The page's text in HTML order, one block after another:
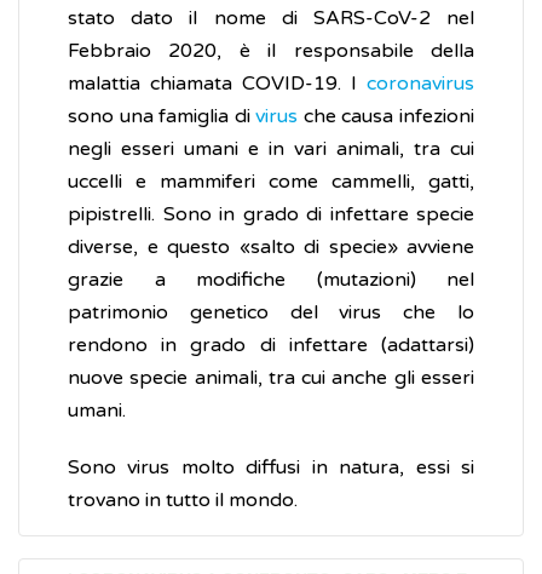
stato dato il nome di SARS-CoV-2 nel
Febbraio 2020, è il responsabile della
malattia chiamata COVID-19. I coronavirus
sono una famiglia divirus che causa infezioni
negli esseri umani e in vari animali, tra cui
uccelli e mammiferi come cammelli, gatti,
pipistrelli. Sono in grado di infettare specie
diverse, e questo «salto di specie» avviene
grazie a modifiche (mutazioni) nel
patrimonio genetico del virus che lo
rendono in grado di infettare (adattarsi)
nuove specie animali, tra cui anche gli esseri
umani.
Sono virus molto diffusi in natura, essi si
trovano in tutto il mondo.